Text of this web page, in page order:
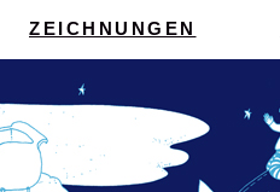
ZEICHNUNGEN